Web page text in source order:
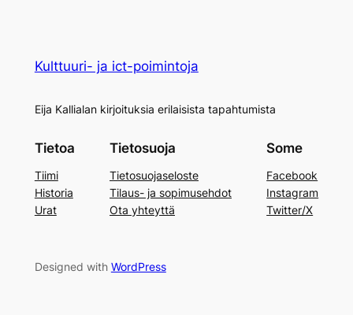
Kulttuuri- ja ict-poimintoja
Eija Kallialan kirjoituksia erilaisista tapahtumista
Tietoa
Tiimi
Historia
Urat
Tietosuoja
Tietosuojaseloste
Tilaus- ja sopimusehdot
Ota yhteyttä
Some
Facebook
Instagram
Twitter/X
Designed with WordPress